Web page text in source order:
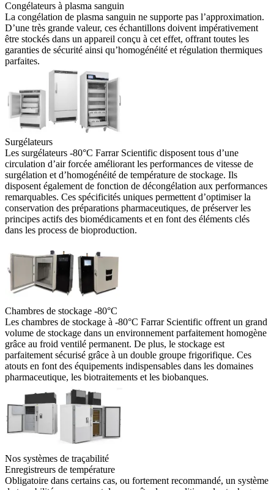
Congélateurs à plasma sanguin
La congélation de plasma sanguin ne supporte pas l’approximation.
D’une très grande valeur, ces échantillons doivent impérativement
être stockés dans un appareil conçu à cet effet, offrant toutes les
garanties de sécurité ainsi qu’homogénéité et régulation thermiques
parfaites.
Surgélateurs
Les surgélateurs -80°C Farrar Scientific disposent tous d’une
circulation d’air forcée améliorant les performances de vitesse de
surgélation et d’homogénéité de température de stockage. Ils
disposent également de fonction de décongélation aux performances
remarquables. Ces spécificités uniques permettent d’optimiser la
conservation des préparations pharmaceutiques, de préserver les
principes actifs des biomédicaments et en font des éléments clés
dans les process de bioproduction.
Chambres de stockage -80°C
Les chambres de stockage à -80°C Farrar Scientific offrent un grand
volume de stockage dans un environnement parfaitement homogène
grâce au froid ventilé permanent. De plus, le stockage est
parfaitement sécurisé grâce à un double groupe frigorifique. Ces
atouts en font des équipements indispensables dans les domaines
pharmaceutique, les biotraitements et les biobanques.
Nos systèmes de traçabilité
Enregistreurs de température
Obligatoire dans certains cas, ou fortement recommandé, un système